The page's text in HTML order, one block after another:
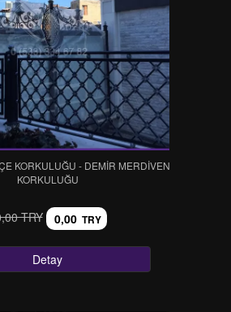
KORKULUĞU - DEMİR MERDİVEN
KORKULUĞU
TRY 0,00 TRY
Detay